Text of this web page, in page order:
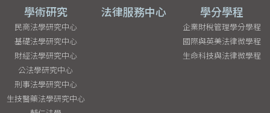
學術研究
民商法學研究中心
基礎法學研究中心
財經法學研究中心
公法學研究中心
刑事法學研究中心
生技醫藥法學研究中心
法律服務中心 學分學程
企業財稅管理學分學程
國際與英美法律微學程
生命科技與法律微學程